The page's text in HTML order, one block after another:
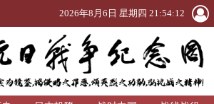
2026年8月6日 星期四 21:54:12